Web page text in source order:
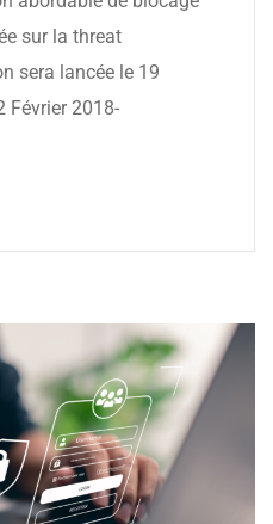
sur la threat
sera lancée le 19
Février 2018-